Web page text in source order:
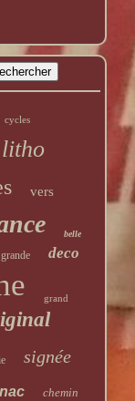
cycles
litho
vers
belle
grande deco
grand
signée
chemin